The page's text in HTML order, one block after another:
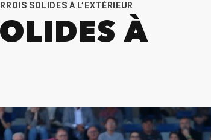
SOLIDES À L’EXTÉRIEUR
À